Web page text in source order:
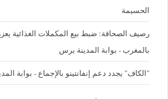
الحسيمة
رصيف الصحافة: ضبط بيع المكملات الغذائية
بالمغرب - بوابة المدينة برس
"الكاف" يجدد دعم إنفانتينو بالإجماع - بوابة